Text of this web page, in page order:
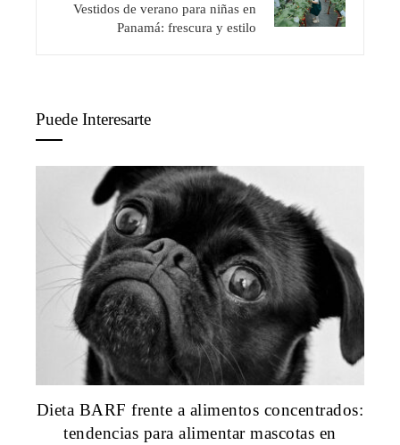
Vestidos de verano para niñas en
Panamá: frescura y estilo
Puede Interesarte
Dieta BARF frente a alimentos concentrados:
tendencias para alimentar mascotas en